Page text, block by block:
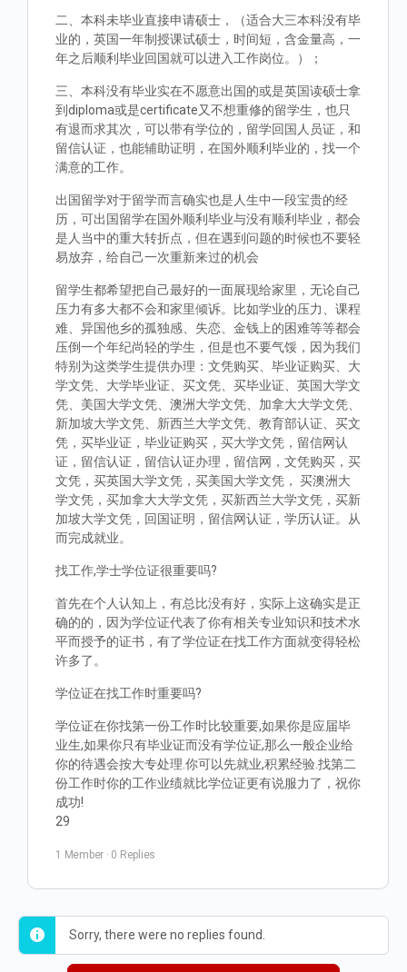
二、本科未毕业直接申请硕士，（适合大三本科没有毕
业的，英国一年制授课试硕士，时间短，含金量高，一
年之后顺利毕业回国就可以进入工作岗位。）；
三、本科没有毕业实在不愿意出国的或是英国读硕士拿
到diploma或是certificate又不想重修的留学生，也只
有退而求其次，可以带有学位的，留学回国人员证，和
留信认证，也能辅助证明，在国外顺利毕业的，找一个
满意的工作。
出国留学对于留学而言确实也是人生中一段宝贵的经
历，可出国留学在国外顺利毕业与没有顺利毕业，都会
是人当中的重大转折点，但在遇到问题的时候也不要轻
易放弃，给自己一次重新来过的机会
留学生都希望把自己最好的一面展现给家里，无论自己
压力有多大都不会和家里倾诉。比如学业的压力、课程
难、异国他乡的孤独感、失恋、金钱上的困难等等都会
压倒一个年纪尚轻的学生，但是也不要气馁，因为我们
特别为这类学生提供办理：文凭购买、毕业证购买、大
学文凭、大学毕业证、买文凭、买毕业证、英国大学文
凭、美国大学文凭、澳洲大学文凭、加拿大大学文凭、
新加坡大学文凭、新西兰大学文凭、教育部认证、买文
凭，买毕业证，毕业证购买，买大学文凭，留信网认
证，留信认证，留信认证办理，留信网，文凭购买，买
文凭，买英国大学文凭，买美国大学文凭， 买澳洲大
学文凭，买加拿大大学文凭，买新西兰大学文凭，买新
加坡大学文凭，回国证明，留信网认证，学历认证。从
而完成就业。
找工作,学士学位证很重要吗?
首先在个人认知上，有总比没有好，实际上这确实是正
确的的，因为学位证代表了你有相关专业知识和技术水
平而授予的证书，有了学位证在找工作方面就变得轻松
许多了。
学位证在找工作时重要吗?
学位证在你找第一份工作时比较重要,如果你是应届毕
业生,如果你只有毕业证而没有学位证,那么一般企业给
你的待遇会按大专处理.你可以先就业,积累经验.找第二
份工作时你的工作业绩就比学位证更有说服力了，祝你
成功!
29
1 Member · 0 Replies
Sorry, there were no replies found.